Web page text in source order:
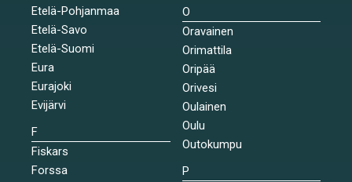
Etelä-Pohjanmaa
Etelä-Savo
Etelä-Suomi
Eura
Eurajoki
Evijärvi
F
Fiskars
Forssa
O
Oravainen
Orimattila
Oripää
Orivesi
Oulainen
Oulu
Outokumpu
P